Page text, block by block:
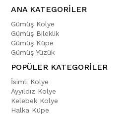
ANA KATEGORİLER
Gümüş Kolye
Gümüş Bileklik
Gümüş Küpe
Gümüş Yüzük
POPÜLER KATEGORİLER
İsimli Kolye
Ayyıldız Kolye
Kelebek Kolye
Halka Küpe